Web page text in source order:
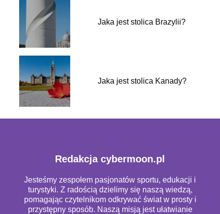
Jaka jest stolica Brazylii?
Jaka jest stolica Kanady?
Redakcja cybermoon.pl
Jesteśmy zespołem pasjonatów sportu, edukacji i
turystyki. Z radością dzielimy się naszą wiedzą,
pomagając czytelnikom odkrywać świat w prosty i
przystępny sposób. Naszą misją jest ułatwianie